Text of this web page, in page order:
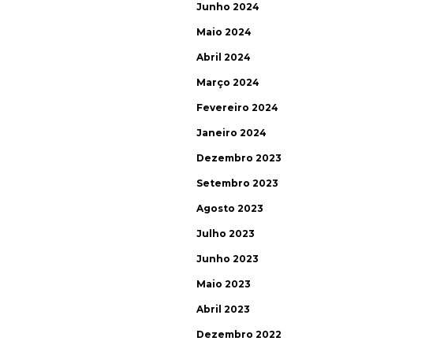
Junho 2024
Maio 2024
Abril 2024
Março 2024
Fevereiro 2024
Janeiro 2024
Dezembro 2023
Setembro 2023
Agosto 2023
Julho 2023
Junho 2023
Maio 2023
Abril 2023
Dezembro 2022